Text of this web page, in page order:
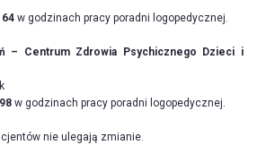
w godzinach pracy poradni logopedycznej.
– Centrum Zdrowia Psychicznego Dzieci i
w godzinach pracy poradni logopedycznej.
nie ulegają zmianie.